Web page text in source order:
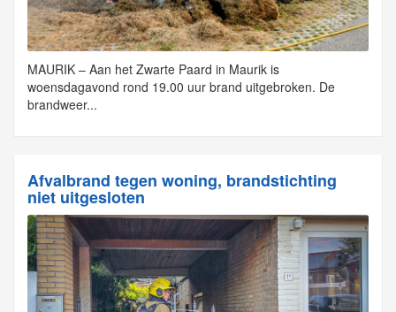
MAURIK – Aan het Zwarte Paard in Maurik is
woensdagavond rond 19.00 uur brand uitgebroken. De
brandweer...
Afvalbrand tegen woning, brandstichting
niet uitgesloten